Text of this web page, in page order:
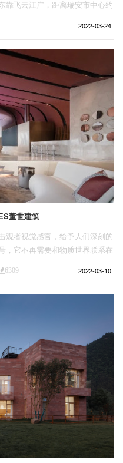
靠飞云江岸，距离瑞安市中心约
2022-03-24
董世建筑
观者视觉感官，给予人们深刻的
，它不再需要和物质世界联系在
大的五维空间中——一个超级宇
处在众多宇宙中的一个，在五维
6309 2022-03-10